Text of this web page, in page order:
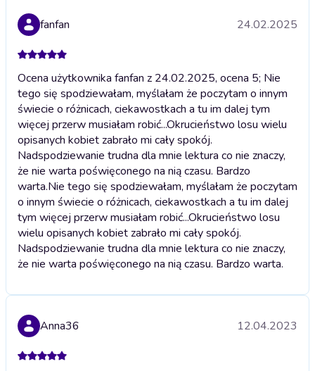
fanfan 24.02.2025
Ocena użytkownika fanfan z 24.02.2025, ocena 5; Nie
tego się spodziewałam, myślałam że poczytam o innym
świecie o różnicach, ciekawostkach a tu im dalej tym
więcej przerw musiałam robić...Okrucieństwo losu wielu
opisanych kobiet zabrało mi cały spokój.
Nadspodziewanie trudna dla mnie lektura co nie znaczy,
że nie warta poświęconego na nią czasu. Bardzo
warta.Nie tego się spodziewałam, myślałam że poczytam
o innym świecie o różnicach, ciekawostkach a tu im dalej
tym więcej przerw musiałam robić...Okrucieństwo losu
wielu opisanych kobiet zabrało mi cały spokój.
Nadspodziewanie trudna dla mnie lektura co nie znaczy,
że nie warta poświęconego na nią czasu. Bardzo warta.
Anna36 12.04.2023